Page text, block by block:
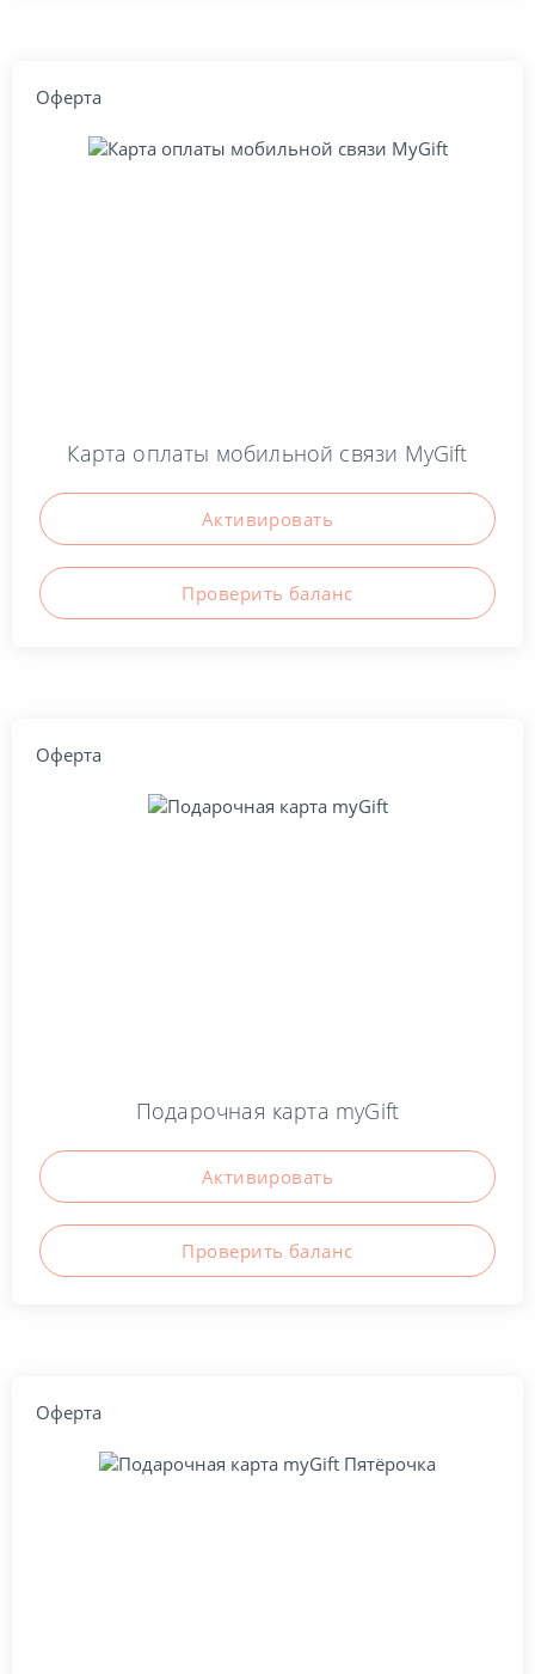
Оферта
Карта оплаты мобильной связи MyGift
Активировать
Проверить баланc
Оферта
Подарочная карта myGift
Активировать
Проверить баланc
Оферта